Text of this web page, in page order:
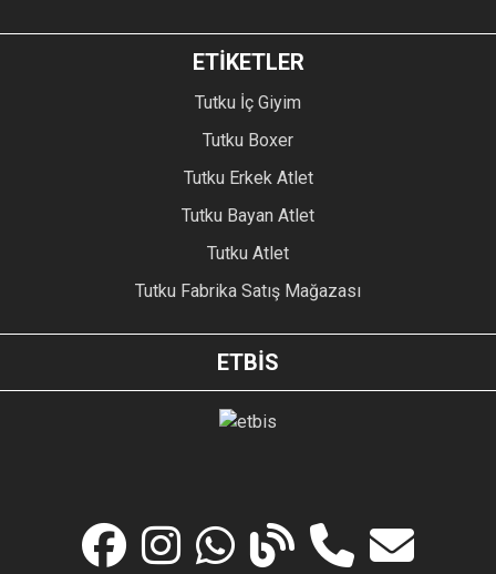
ETİKETLER
Tutku İç Giyim
Tutku Boxer
Tutku Erkek Atlet
Tutku Bayan Atlet
Tutku Atlet
Tutku Fabrika Satış Mağazası
ETBİS